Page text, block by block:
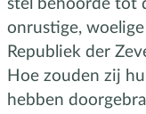
stel behoorde tot
onrustige,
Republiek der
Hoe zouden zij
hebben